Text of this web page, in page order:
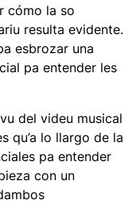
cómo la so
resulta evidente.
esbrozar una
pa entender les
del videu musical
qu’a lo llargo de la
pa entender
con un